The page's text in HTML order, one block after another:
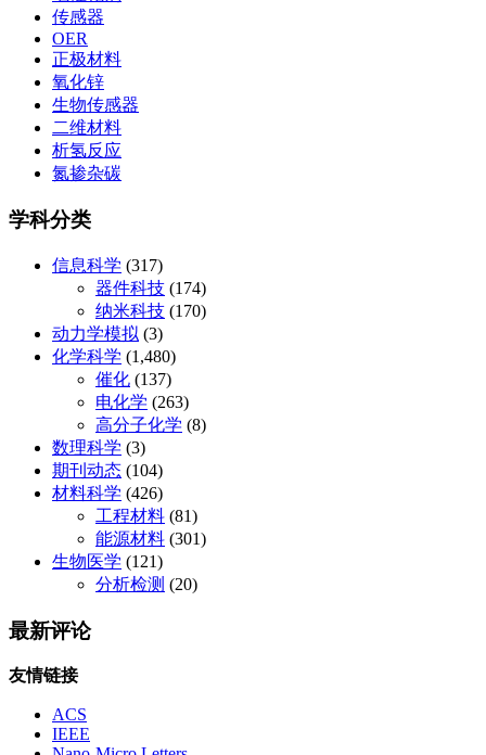
传感器
OER
正极材料
氧化锌
生物传感器
二维材料
析氢反应
氮掺杂碳
学科分类
信息科学 (317)
器件科技 (174)
纳米科技 (170)
动力学模拟 (3)
化学科学 (1,480)
催化 (137)
电化学 (263)
高分子化学 (8)
数理科学 (3)
期刊动态 (104)
材料科学 (426)
工程材料 (81)
能源材料 (301)
生物医学 (121)
分析检测 (20)
最新评论
友情链接
ACS
IEEE